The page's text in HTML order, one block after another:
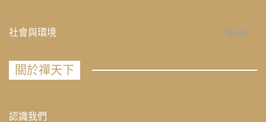
社會與環境 235
關於禪天下
認識我們